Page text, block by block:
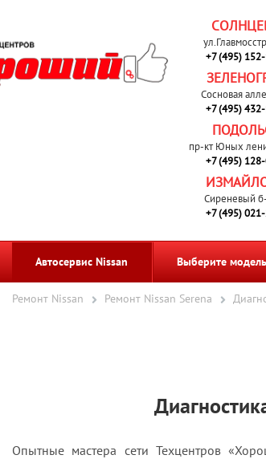
+7 (495)
Сосновая
+7 (495)
пр-кт Юных
+7 (495)
Сиреневый
+7 (495)
Автосервис Nissan Выберите модель
Ремонт Nissan Ремонт Nissan Serena
Опытные мастера сети Техцентров